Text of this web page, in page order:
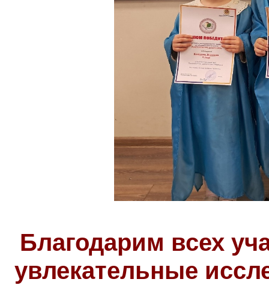
Благодарим всех
увлекательные